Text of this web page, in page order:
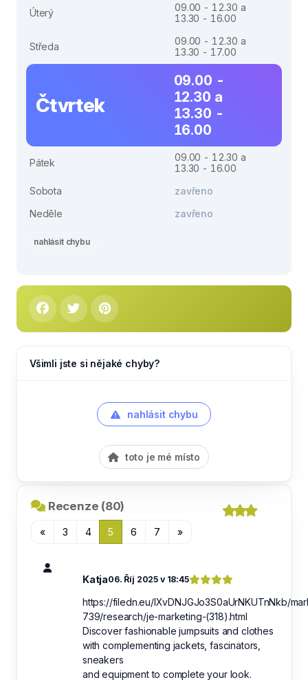
Úterý
09.00 - 12.30 a
13.30 - 16.00
Středa
09.00 - 12.30 a
13.30 - 17.00
Čtvrtek
09.00 -
12.30 a
13.30 -
16.00
Pátek
09.00 - 12.30 a
13.30 - 16.00
Sobota
zavřeno
Neděle
zavřeno
nahlásit chybu
Všimli jste si nějaké chyby?
nahlásit chybu
toto je mé místo
Recenze (80)
« 3 4 5 6 7 »
Katja06. Říj 2025 v 18:45
https://filedn.eu/lXvDNJGJo3S0aUrNKUTnNkb/
739/research/je-marketing-(318).html
Discover fashionable jumpsuits and clothes
with complementing jackets, fascinators,
sneakers
and equipment to complete your look.